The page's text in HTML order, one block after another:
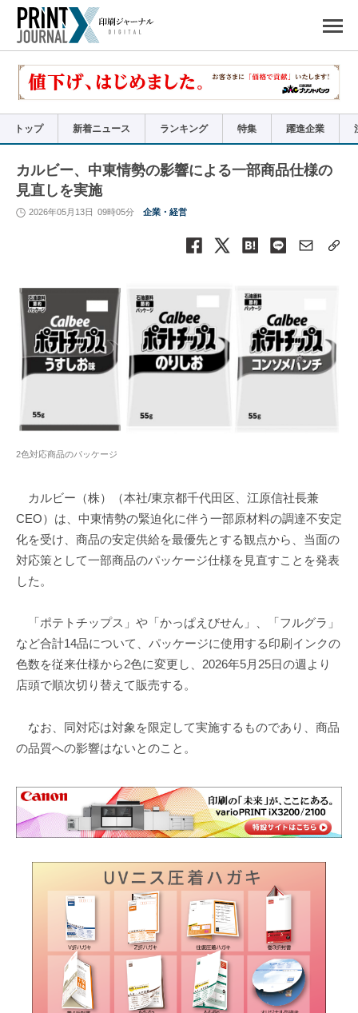
で
リ
トップ 新着ニュース ランキング 特集 躍進企業
カルビー、中東情勢の影響による一部商品仕様の
見直しを実施
2026年05月13日 09時05分 企業・経営
2色対応商品のパッケージ
カルビー（株）（本社/東京都千代田区、江原信社長兼
CEO）は、中東情勢の緊迫化に伴う一部原材料の調達不安定
化を受け、商品の安定供給を最優先とする観点から、当面の
対応策として一部商品のパッケージ仕様を見直すことを発表
した。
「ポテトチップス」や「かっぱえびせん」、「フルグラ」
など合計14品について、パッケージに使用する印刷インクの
色数を従来仕様から2色に変更し、2026年5月25日の週より
店頭で順次切り替えて販売する。
なお、同対応は対象を限定して実施するものであり、商品
の品質への影響はないとのこと。